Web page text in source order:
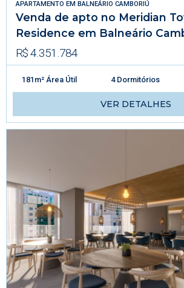
APARTAMENTO EM BALNEÁRIO CAMBORIÚ
Venda de apto no Meridian
Residence em Balneário
R$ 4.351.784
181m² Área Útil 4 Dormitórios
VER DETALHES